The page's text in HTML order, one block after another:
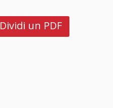
Dividi un PDF